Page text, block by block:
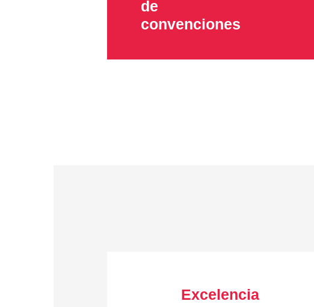
de
convenciones
Excelencia